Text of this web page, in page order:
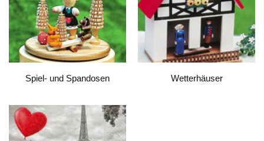
Spiel- und Spandosen Wetterhäuser